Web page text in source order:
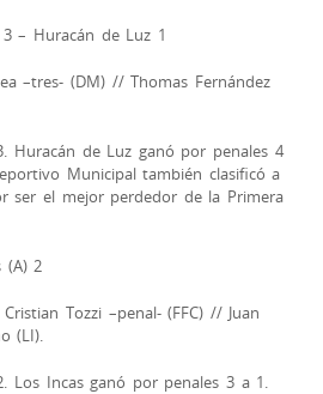
– Huracán de Luz 1
–tres- (DM) // Thomas Fernández
Huracán de Luz ganó por penales 4
Municipal también clasificó a
ser el mejor perdedor de la Primera
(A) 2
Tozzi –penal- (FFC) // Juan
(LI).
Los Incas ganó por penales 3 a 1.